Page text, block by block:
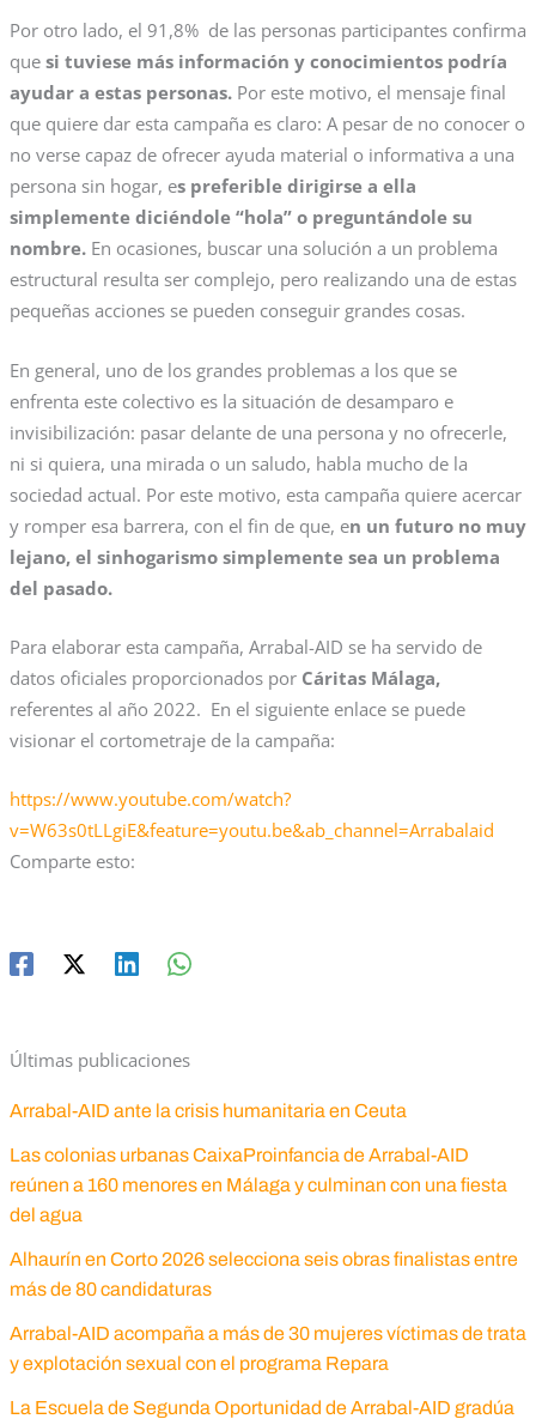
Por otro lado, el 91,8% de las personas participantes confirma
que si tuviese más información y conocimientos podría
ayudar a estas personas.Por este motivo, el mensaje final
que quiere dar esta campaña es claro: A pesar de no conocer o
no verse capaz de ofrecer ayuda material o informativa a una
persona sin hogar, es preferible dirigirse a ella
simplemente diciéndole “hola” o preguntándole su
nombre.En ocasiones, buscar una solución a un problema
estructural resulta ser complejo, pero realizando una de estas
pequeñas acciones se pueden conseguir grandes cosas.
En general, uno de los grandes problemas a los que se
enfrenta este colectivo es la situación de desamparo e
invisibilización: pasar delante de una persona y no ofrecerle,
ni si quiera, una mirada o un saludo, habla mucho de la
sociedad actual. Por este motivo, esta campaña quiere acercar
y romper esa barrera, con el fin de que, en un futuro no muy
lejano, el sinhogarismo simplemente sea un problema
del pasado.
Para elaborar esta campaña, Arrabal-AID se ha servido de
datos oficiales proporcionados por Cáritas Málaga,
referentes al año 2022. En el siguiente enlace se puede
visionar el cortometraje de la campaña:
https://www.youtube.com/watch?
v=W63s0tLLgiE&feature=youtu.be&ab_channel=Arrabalaid
Comparte esto:
Últimas publicaciones
Arrabal-AID ante la crisis humanitaria en Ceuta
Las colonias urbanas CaixaProinfancia de Arrabal-AID
reúnen a 160 menores en Málaga y culminan con una fiesta
del agua
Alhaurín en Corto 2026 selecciona seis obras finalistas entre
más de 80 candidaturas
Arrabal-AID acompaña a más de 30 mujeres víctimas de trata
y explotación sexual con el programa Repara
La Escuela de Segunda Oportunidad de Arrabal-AID gradúa